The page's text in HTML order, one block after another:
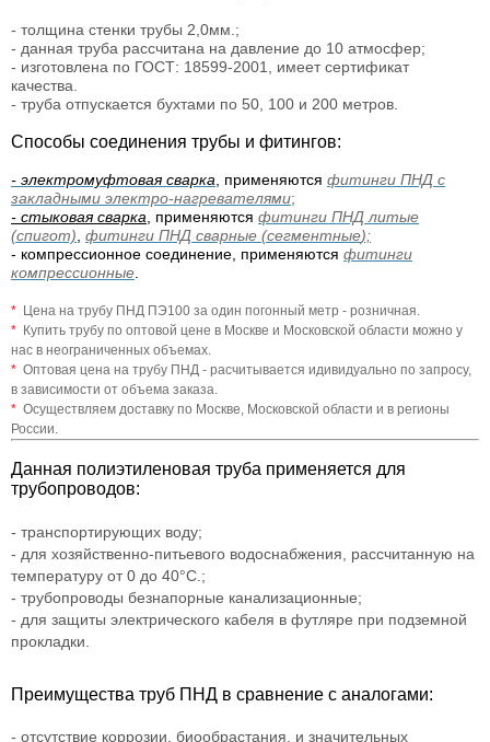
- толщина стенки трубы 2,0мм.;
- данная труба рассчитана на давление до 10 атмосфер;
- изготовлена по ГОСТ: 18599-2001, имеет сертификат
качества.
- труба отпускается бухтами по 50, 100 и 200 метров.
Способы соединения трубы и фитингов:
- электромуфтовая сварка , применяются фитинги ПНД с
закладными электро-нагревателями;
- стыковая сварка , применяются фитинги ПНД литые
(спигот) фитинги ПНД сварные (сегментные);
- компрессионное соединение, применяются фитинги
компрессионные
* Цена на трубу ПНД ПЭ100 за один погонный метр - розничная.
* Купить трубу по оптовой цене в Москве и Московской области можно у
нас в неограниченных объемах.
* Оптовая цена на трубу ПНД - расчитывается идивидуально по запросу,
в зависимости от объема заказа.
* Осуществляем доставку по Москве, Московской области и в регионы
России.
Данная полиэтиленовая труба применяется для
трубопроводов:
- транспортирующих воду;
- для хозяйственно-питьевого водоснабжения, рассчитанную на
температуру от 0 до 40°С.;
- трубопроводы безнапорные канализационные;
- для защиты электрического кабеля в футляре при подземной
прокладки.
Преимущества труб ПНД в сравнение с аналогами:
- отсутствие коррозии, биообрастания, и значительных